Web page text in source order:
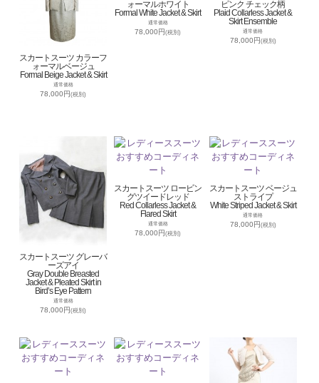
スカートスーツ カラーフ
ォーマルベージュ
Formal Beige Jacket & Skirt
通常価格
78,000円(税別)
ォーマルホワイト
Formal White Jacket & Skirt
通常価格
78,000円(税別)
ピンク チェック柄
Plaid Collarless Jacket &
Skirt Ensemble
通常価格
78,000円(税別)
スカートスーツ グレーバ
ーズアイ
Gray Double Breasted
Jacket & Pleated Skirt in
Bird’s Eye Pattern
通常価格
78,000円(税別)
スカートスーツ ロービン
グツイードレッド
Red Collarless Jacket &
Flared Skirt
通常価格
78,000円(税別)
スカートスーツ ベージュ
ストライプ
White Striped Jacket & Skirt
通常価格
78,000円(税別)